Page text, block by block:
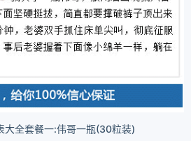
大全套餐一:伟哥一瓶(30粒装)